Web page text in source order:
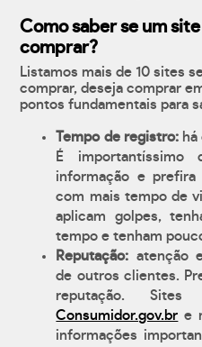
Como saber se um
comprar?
Listamos mais de 10 sites
comprar, deseja comprar
pontos fundamentais para
Tempo de registro:há
É importantíssimo
informação e
com mais tempo de
aplicam golpes,
tempo e tenham
Reputação: atenção
de outros clientes.
reputação.
Consumidor.gov.br e
informações